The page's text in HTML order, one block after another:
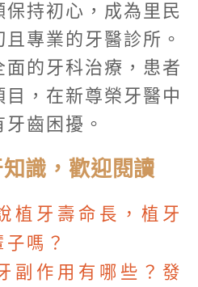
持初心，成為里民
專業的牙醫診所。
的牙科治療，患者
，在新尊榮牙醫中
齒困擾。
識，歡迎閱讀
植牙壽命長，植牙
嗎？
副作用有哪些？發